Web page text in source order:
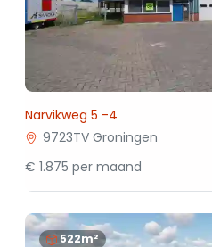
Narvikweg 5 -4
9723TV Groningen
€ 1.875 per maand
522m²